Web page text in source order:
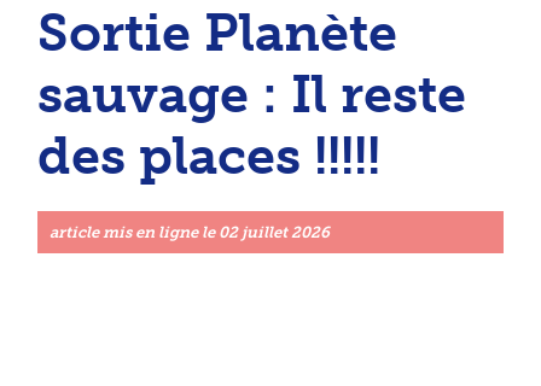
Sortie Planète
sauvage : Il reste
des places !!!!!
article mis en ligne le 02 juillet 2026